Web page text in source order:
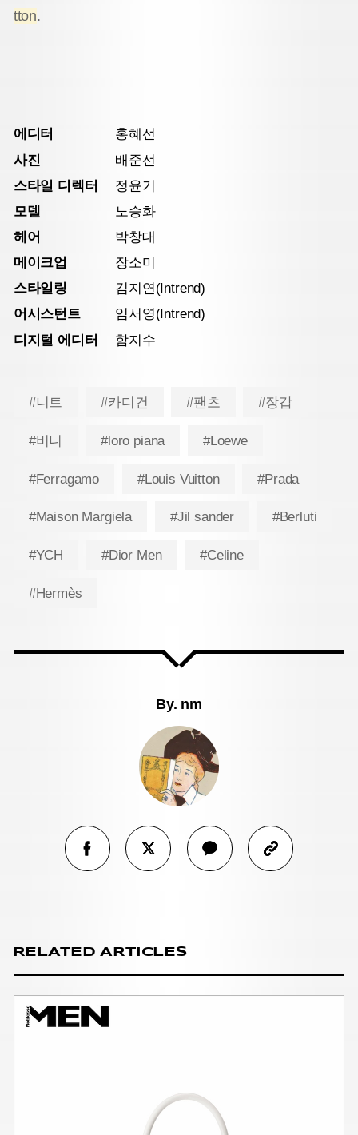
tton.
에디터
홍혜선
사진
배준선
스타일 디렉터
정윤기
모델
노승화
헤어
박창대
메이크업
장소미
스타일링
김지연(Intrend)
어시스턴트
임서영(Intrend)
디지털 에디터
함지수
#니트 #카디건 #팬츠 #장갑
#비니 #loro piana #Loewe
#Ferragamo #Louis Vuitton #Prada
#Maison Margiela #Jil sander #Berluti
#YCH #Dior Men #Celine
#Hermès
By. nm
RELATED ARTICLES